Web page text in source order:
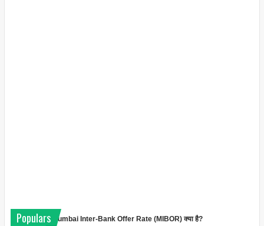
Populars
Mumbai Inter-Bank Offer Rate (MIBOR) क्या है?